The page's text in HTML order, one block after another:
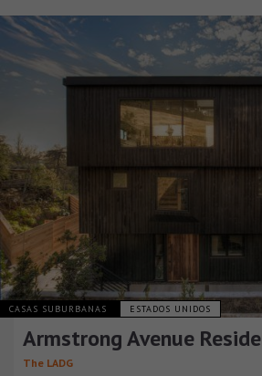
CASAS SUBURBANAS ESTADOS UNIDOS
Armstrong Avenue
The LADG